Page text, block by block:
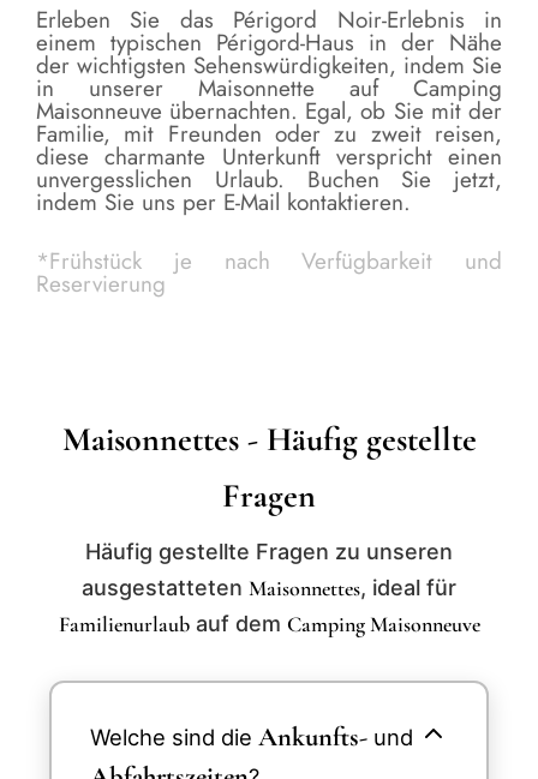
Erleben Sie das Périgord Noir-Erlebnis in
einem typischen Périgord-Haus in der Nähe
der wichtigsten Sehenswürdigkeiten, indem Sie
in unserer Maisonnette auf Camping
Maisonneuve übernachten. Egal, ob Sie mit der
Familie, mit Freunden oder zu zweit reisen,
diese charmante Unterkunft verspricht einen
unvergesslichen Urlaub. Buchen Sie jetzt,
indem Sie uns per E-Mail kontaktieren.
*Frühstück je nach Verfügbarkeit und
Reservierung
Maisonnettes - Häufig gestellte
Fragen
Häufig gestellte Fragen zu unseren
ausgestatteten Maisonnettes, ideal für
Familienurlaubauf dem Camping Maisonneuve
Welche sind die Ankunfts- und